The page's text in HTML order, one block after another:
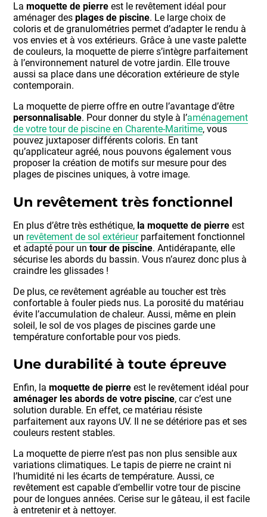
Lamoquette de pierre est le revêtement idéal pour
aménager desplages de piscine. Le large choix de
coloris et de granulométries permet d’adapter le rendu à
vos envies et à vos extérieurs. Grâce à une vaste palette
de couleurs, la moquette de pierre s’intègre parfaitement
à l’environnement naturel de votre jardin. Elle trouve
aussi sa place dans une décoration extérieure de style
contemporain.
La moquette de pierre offre en outre l’avantage d’être
personnalisable. Pour donner du style à l’aménagement
de votre tour de piscine en Charente-Maritime, vous
pouvez juxtaposer différents coloris. En tant
qu’applicateur agréé, nous pouvons également vous
proposer la création de motifs sur mesure pour des
plages de piscines uniques, à votre image.
Un revêtement très fonctionnel
En plus d’être très esthétique, la moquette de pierre est
un revêtement de sol extérieurparfaitement fonctionnel
et adapté pour untour de piscine. Antidérapante, elle
sécurise les abords du bassin. Vous n’aurez donc plus à
craindre les glissades !
De plus, ce revêtement agréable au toucher est très
confortable à fouler pieds nus. La porosité du matériau
évite l’accumulation de chaleur. Aussi, même en plein
soleil, le sol de vos plages de piscines garde une
température confortable pour vos pieds.
Une durabilité à toute épreuve
Enfin, lamoquette de pierre est le revêtement idéal pour
aménager les abords de votre piscine, car c’est une
solution durable. En effet, ce matériau résiste
parfaitement aux rayons UV. Il ne se détériore pas et ses
couleurs restent stables.
La moquette de pierre n’est pas non plus sensible aux
variations climatiques. Le tapis de pierre ne craint ni
l’humidité ni les écarts de température. Aussi, ce
revêtement est capable d’embellir votre tour de piscine
pour de longues années. Cerise sur le gâteau, il est facile
à entretenir et à nettoyer.